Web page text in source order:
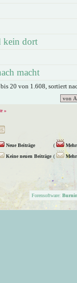
kein dort
macht
20 von 1.608, sortiert
»
Neue Beiträge (
Keine neuen Beiträge (
Forensoftware: